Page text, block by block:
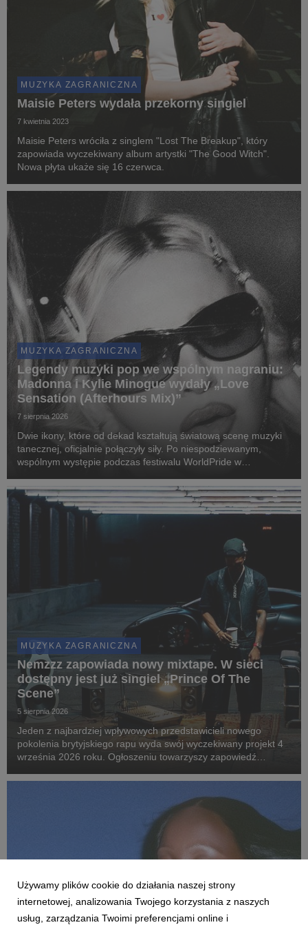
MUZYKA ZAGRANICZNA
Maisie Peters wydała przekorny singiel
7 kwietnia 2023
Maisie Peters wróciła z singlem "Lost The Breakup", który
zapowiada wyczekiwany album artystki "The Good Witch".
Nowa płyta ukaże się 16 czerwca.
MUZYKA ZAGRANICZNA
Legendy muzyki pop we wspólnym nagraniu:
Madonna i Kylie Minogue wydały „Love
Sensation (Afterhours Mix)”
7 sierpnia 2026
Dwie ikony, które od dekad kształtują światową scenę muzyki
tanecznej, oficjalnie połączyły siły. Po niespodziewanym,
wspólnym występie podczas festiwalu WorldPride w
Sensation (Afterhours Mix)”.
MUZYKA ZAGRANICZNA
Nemzzz zapowiada nowy mixtape. W sieci
dostępny jest już singiel „Prince Of The
Scene”
5 sierpnia 2026
Jeden z najbardziej wpływowych przedstawicieli nowego
pokolenia brytyjskiego rapu wyda swój wyczekiwany projekt 4
września 2026 roku. Ogłoszeniu towarzyszy zapowiedź
Używamy plików cookie do działania naszej strony
internetowej, analizowania Twojego korzystania z naszych
usług, zarządzania Twoimi preferencjami online i